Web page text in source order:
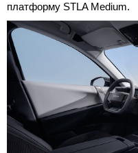
платформу STLA Medium.